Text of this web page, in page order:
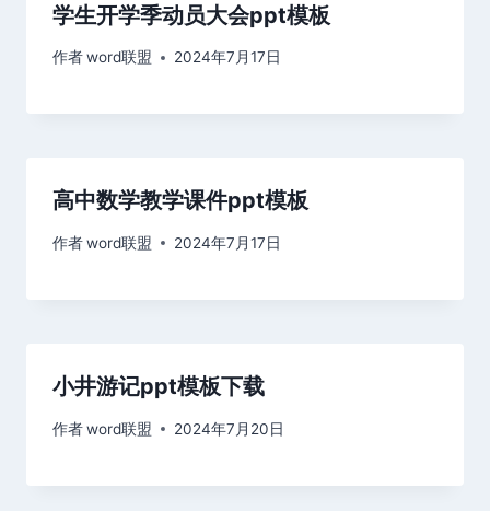
学生开学季动员大会ppt模板
作者word联盟 2024年7月17日
高中数学教学课件ppt模板
作者word联盟 2024年7月17日
小井游记ppt模板下载
作者word联盟 2024年7月20日